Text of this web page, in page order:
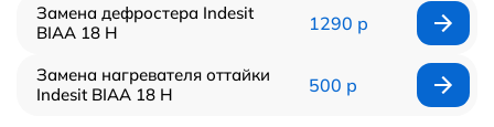
Замена дефростера Indesit
BIAA 18 H
1290 р
Замена нагревателя оттайки
Indesit BIAA 18 H
500 р